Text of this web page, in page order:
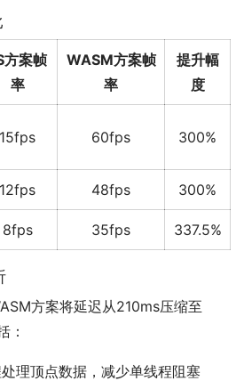
方案帧
率
WASM方案帧
率
提升幅
度
15fps 60fps 300%
12fps 48fps 300%
8fps 35fps 337.5%
方案将延迟从210ms压缩至
：
处理顶点数据，减少单线程阻塞